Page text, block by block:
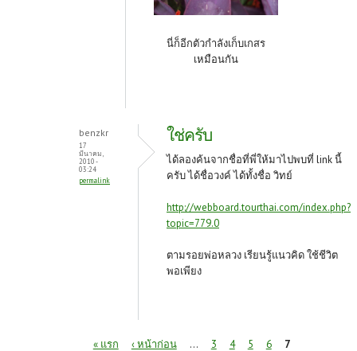
นี่ก็อีกตัวกำลังเก็บเกสร
เหมือนกัน
benzkr
17
มีนาคม,
2010 -
03:24
permalink
ใช่ครับ
ได้ลองค้นจากชื่อที่พี่ให้มาไปพบที่ link นี้
ครับ ได้ชื่อวงค์ ได้ทั้งชื่อ วิทย์
http://webboard.tourthai.com/index.php?
topic=779.0
ตามรอยพ่อหลวง เรียนรู้แนวคิด ใช้ชีวิต
พอเพียง
« แรก ‹ หน้าก่อน … 3 4 5 6
7